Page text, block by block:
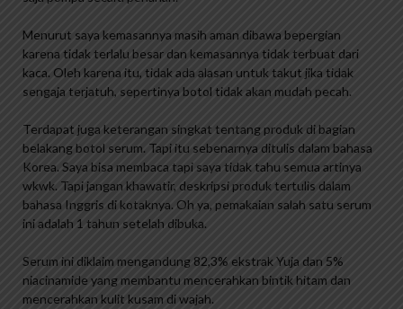
Menurut saya kemasannya masih aman dibawa bepergian
karena tidak terlalu besar dan kemasannya tidak terbuat dari
kaca. Oleh karena itu, tidak ada alasan untuk takut jika tidak
sengaja terjatuh, sepertinya botol tidak akan mudah pecah.
Terdapat juga keterangan singkat tentang produk di bagian
belakang botol serum. Tapi itu sebenarnya ditulis dalam bahasa
Korea. Saya bisa membaca tapi saya tidak tahu semua artinya
wkwk. Tapi jangan khawatir, deskripsi produk tertulis dalam
bahasa Inggris di kotaknya. Oh ya, pemakaian salah satu serum
ini adalah 1 tahun setelah dibuka.
Serum ini diklaim mengandung 82,3% ekstrak Yuja dan 5%
niacinamide yang membantu mencerahkan bintik hitam dan
mencerahkan kulit kusam di wajah.